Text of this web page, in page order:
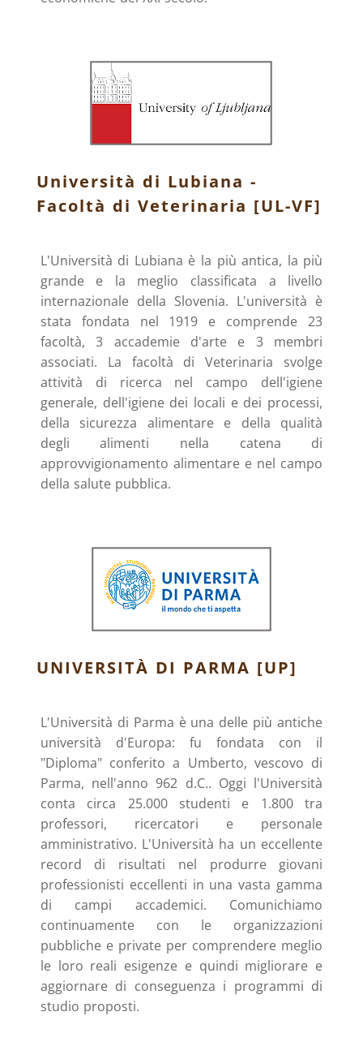
Università di Lubiana -
Facoltà di Veterinaria [UL-VF]
L'Università di Lubiana è la più antica, la più
grande e la meglio classificata a livello
internazionale della Slovenia. L'università è
stata fondata nel 1919 e comprende 23
facoltà, 3 accademie d'arte e 3 membri
associati. La facoltà di Veterinaria svolge
attività di ricerca nel campo dell'igiene
generale, dell'igiene dei locali e dei processi,
della sicurezza alimentare e della qualità
degli alimenti nella catena di
approvvigionamento alimentare e nel campo
della salute pubblica.
UNIVERSITÀ DI PARMA [UP]
L'Università di Parma è una delle più antiche
università d'Europa: fu fondata con il
"Diploma" conferito a Umberto, vescovo di
Parma, nell'anno 962 d.C.. Oggi l'Università
conta circa 25.000 studenti e 1.800 tra
professori, ricercatori e personale
amministrativo. L'Università ha un eccellente
record di risultati nel produrre giovani
professionisti eccellenti in una vasta gamma
di campi accademici. Comunichiamo
continuamente con le organizzazioni
pubbliche e private per comprendere meglio
le loro reali esigenze e quindi migliorare e
aggiornare di conseguenza i programmi di
studio proposti.